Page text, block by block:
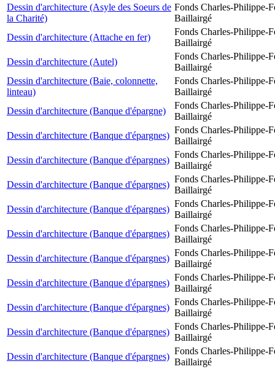
Dessin d'architecture (Asyle des Soeurs de
la Charité)
Fonds Charles-Philippe-
Baillairgé
Dessin d'architecture (Attache en fer)
Fonds Charles-Philippe-
Baillairgé
Dessin d'architecture (Autel)
Fonds Charles-Philippe-
Baillairgé
Dessin d'architecture (Baie, colonnette,
linteau)
Fonds Charles-Philippe-
Baillairgé
Dessin d'architecture (Banque d'épargne)
Fonds Charles-Philippe-
Baillairgé
Dessin d'architecture (Banque d'épargnes)
Fonds Charles-Philippe-
Baillairgé
Dessin d'architecture (Banque d'épargnes)
Fonds Charles-Philippe-
Baillairgé
Dessin d'architecture (Banque d'épargnes)
Fonds Charles-Philippe-
Baillairgé
Dessin d'architecture (Banque d'épargnes)
Fonds Charles-Philippe-
Baillairgé
Dessin d'architecture (Banque d'épargnes)
Fonds Charles-Philippe-
Baillairgé
Dessin d'architecture (Banque d'épargnes)
Fonds Charles-Philippe-
Baillairgé
Dessin d'architecture (Banque d'épargnes)
Fonds Charles-Philippe-
Baillairgé
Dessin d'architecture (Banque d'épargnes)
Fonds Charles-Philippe-
Baillairgé
Dessin d'architecture (Banque d'épargnes)
Fonds Charles-Philippe-
Baillairgé
Dessin d'architecture (Banque d'épargnes)
Fonds Charles-Philippe-
Baillairgé